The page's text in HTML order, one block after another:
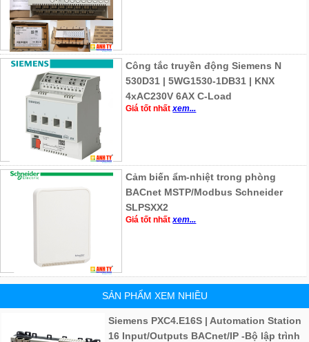
Công tắc truyền động Siemens N
530D31 | 5WG1530-1DB31 | KNX
4xAC230V 6AX C-Load
Giá tốt nhấtxem...
Cảm biến ẩm-nhiệt trong phòng
BACnet MSTP/Modbus Schneider
SLPSXX2
Giá tốt nhấtxem...
SẢN PHẨM XEM NHIỀU
Siemens PXC4.E16S | Automation Station
16 Input/Outputs BACnet/IP -Bộ lập trình